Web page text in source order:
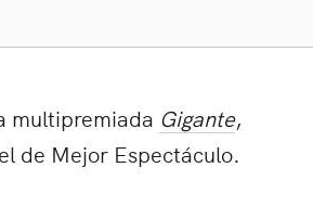
multipremiada Gigante,
de Mejor Espectáculo.